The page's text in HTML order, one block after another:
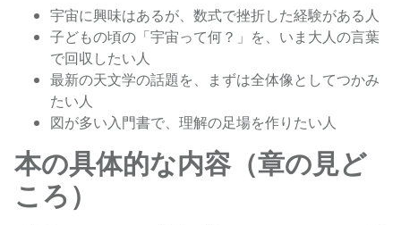
宇宙に興味はあるが、数式で挫折した経験がある人
子どもの頃の「宇宙って何？」を、いま大人の言葉
で回収したい人
最新の天文学の話題を、まずは全体像としてつかみ
たい人
図が多い入門書で、理解の足場を作りたい人
本の具体的な内容（章の見ど
ころ）